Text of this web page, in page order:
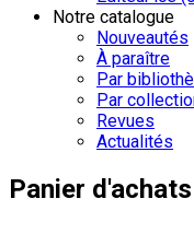
Notre catalogue
Nouveautés
À paraître
Par
Par
Revues
Actualités
Panier d'achats